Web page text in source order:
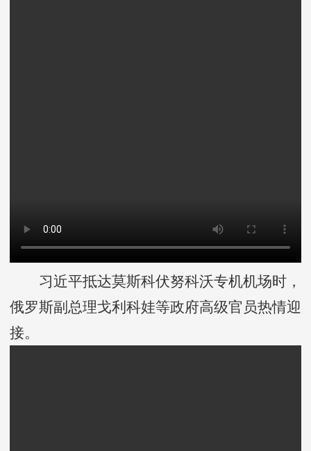
习近平抵达莫斯科伏努科沃专机机场时，
俄罗斯副总理戈利科娃等政府高级官员热情迎
接。